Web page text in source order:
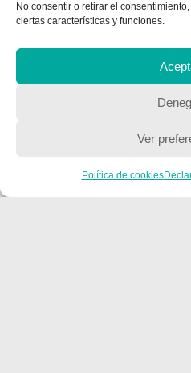
No consentir o retirar el
ciertas características y funciones.
Ver
Política de cookies